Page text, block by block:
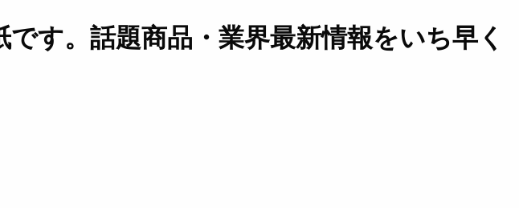
す。話題商品・業界最新情報をいち早く